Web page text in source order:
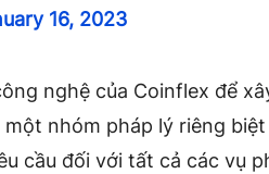
16, 2023
nghệ của Coinflex để
nhóm pháp lý riêng
cầu đối với tất cả các vụ